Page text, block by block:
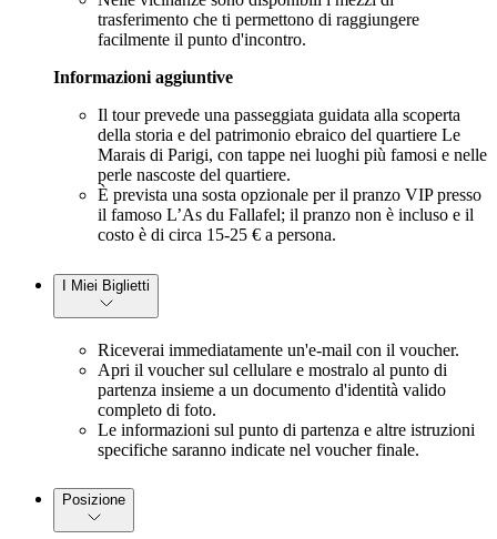
trasferimento che ti permettono di raggiungere
facilmente il punto d'incontro.
Informazioni aggiuntive
Il tour prevede una passeggiata guidata alla scoperta
della storia e del patrimonio ebraico del quartiere Le
Marais di Parigi, con tappe nei luoghi più famosi e nelle
perle nascoste del quartiere.
È prevista una sosta opzionale per il pranzo VIP presso
il famoso L’As du Fallafel; il pranzo non è incluso e il
costo è di circa 15-25 € a persona.
I Miei Biglietti
Riceverai immediatamente un'e-mail con il voucher.
Apri il voucher sul cellulare e mostralo al punto di
partenza insieme a un documento d'identità valido
completo di foto.
Le informazioni sul punto di partenza e altre istruzioni
specifiche saranno indicate nel voucher finale.
Posizione